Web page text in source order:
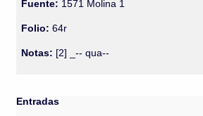
Fuente: 1571 Molina 1
Folio: 64r
Notas: [2] _-- qua--
Entradas